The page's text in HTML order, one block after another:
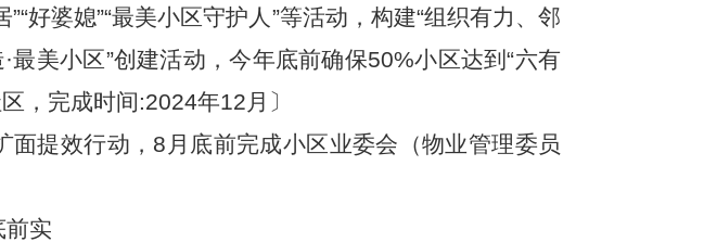
好婆媳”“最美小区守护人”等活动，构建“组织有力、邻
美小区”创建活动，今年底前确保50%小区达到“六有
，完成时间:2024年12月〕
面提效行动，8月底前完成小区业委会（物业管理委员
前实